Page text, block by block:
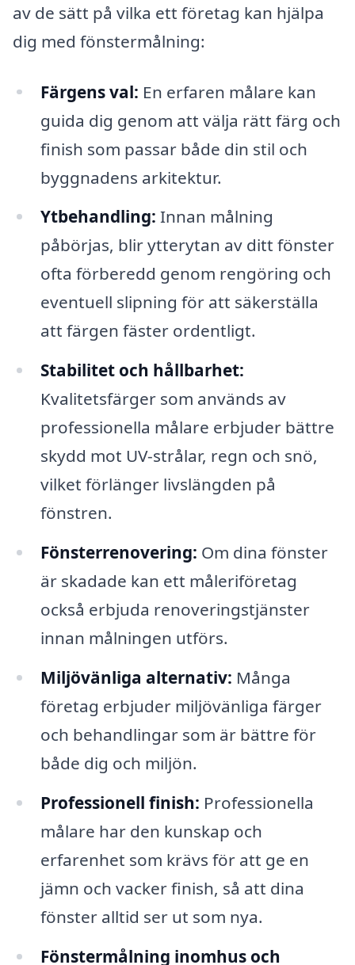
av de sätt på vilka ett företag kan hjälpa
dig med fönstermålning:
Färgens val: En erfaren målare kan
guida dig genom att välja rätt färg och
finish som passar både din stil och
byggnadens arkitektur.
Ytbehandling: Innan målning
påbörjas, blir ytterytan av ditt fönster
ofta förberedd genom rengöring och
eventuell slipning för att säkerställa
att färgen fäster ordentligt.
Stabilitet och hållbarhet:
Kvalitetsfärger som används av
professionella målare erbjuder bättre
skydd mot UV-strålar, regn och snö,
vilket förlänger livslängden på
fönstren.
Fönsterrenovering: Om dina fönster
är skadade kan ett måleriföretag
också erbjuda renoveringstjänster
innan målningen utförs.
Miljövänliga alternativ: Många
företag erbjuder miljövänliga färger
och behandlingar som är bättre för
både dig och miljön.
Professionell finish: Professionella
målare har den kunskap och
erfarenhet som krävs för att ge en
jämn och vacker finish, så att dina
fönster alltid ser ut som nya.
Fönstermålning inomhus och